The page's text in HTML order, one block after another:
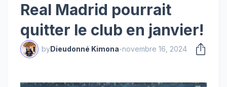
Real Madrid pourrait
quitter le club en janvier!
byDieudonné Kimona-novembre 16, 2024